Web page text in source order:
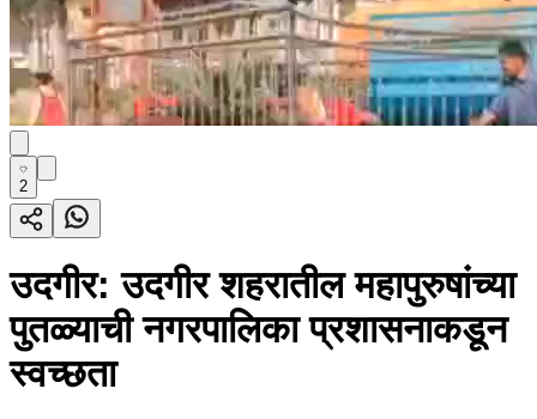
2
उदगीर: उदगीर शहरातील महापुरुषांच्या
पुतळ्याची नगरपालिका प्रशासनाकडून
स्वच्छता